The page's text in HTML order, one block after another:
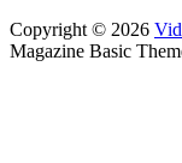
Copyright © 2026
Magazine Basic